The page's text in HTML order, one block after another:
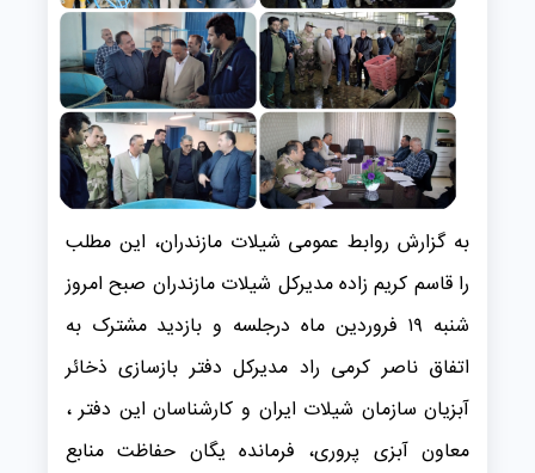
به گزارش روابط عمومی شیلات مازندران، این مطلب
را قاسم کریم زاده مدیرکل شیلات مازندران صبح امروز
شنبه ۱۹ فروردین ماه درجلسه و بازدید مشترک به
اتفاق ناصر کرمی راد مدیرکل دفتر بازسازی ذخائر
آبزیان سازمان شیلات ایران و کارشناسان این دفتر ،
معاون آبزی پروری، فرمانده یگان حفاظت منابع